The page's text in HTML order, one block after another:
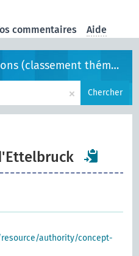
commentaires Aide
(classement thématique)
× Chercher
authority/concept-